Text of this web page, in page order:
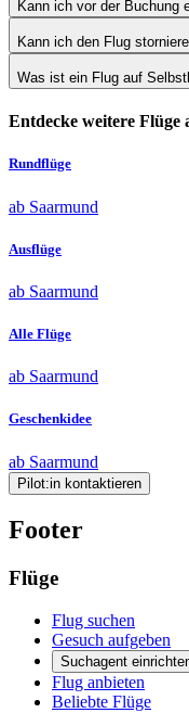
Kann ich vor der Buchung
Kann ich den Flug
Was ist ein Flug auf
Entdecke weitere Flüge
Rundflüge
ab Saarmund
Ausflüge
ab Saarmund
Alle Flüge
ab Saarmund
Geschenkidee
ab Saarmund
Pilot:in kontaktieren
Footer
Flüge
Flug suchen
Gesuch aufgeben
Suchagent
Flug anbieten
Beliebte Flüge